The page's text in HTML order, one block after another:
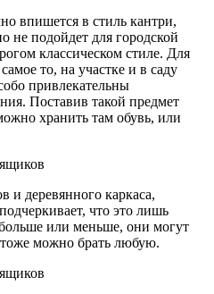
впишется в стиль кантри,
не подойдет для городской
классическом стиле. Для
то, на участке и в саду
привлекательны
Поставив такой предмет
хранить там обувь, или
и деревянного каркаса,
что это лишь
или меньше, они могут
тоже можно брать любую.